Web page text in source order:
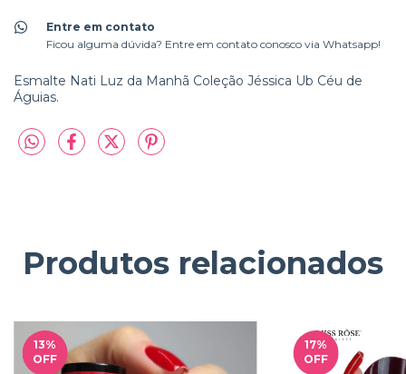
Entre em contato
Ficou alguma dúvida? Entre em contato conosco via Whatsapp!
Esmalte Nati Luz da Manhã Coleção Jéssica Ub Céu de
Águias.
Produtos relacionados
13%
OFF
17%
OFF